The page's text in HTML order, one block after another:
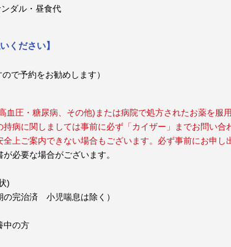
ダル・昼食代
ください】
で予約をお勧めします）
圧・糖尿病、その他)または病院で処方されたお薬を服
病に関しましては事前に必ず「カイザー」までお問い合
上ご案内できない場合もございます。必ず事前にお申し
必要な場合がございます。
)
の完治済 小児喘息は除く）
中の方